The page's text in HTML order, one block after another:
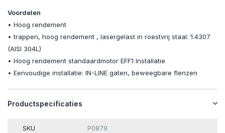
Voordelen
• Hoog rendement
• trappen, hoog rendement , lasergelast in roestvrij staal: 1.4307
(AISI 304L)
• Hoog rendement standaardmotor EFF1 Installatie
• Eenvoudige installatie: IN-LINE gaten, beweegbare flenzen
Productspecificaties
SKU P0879